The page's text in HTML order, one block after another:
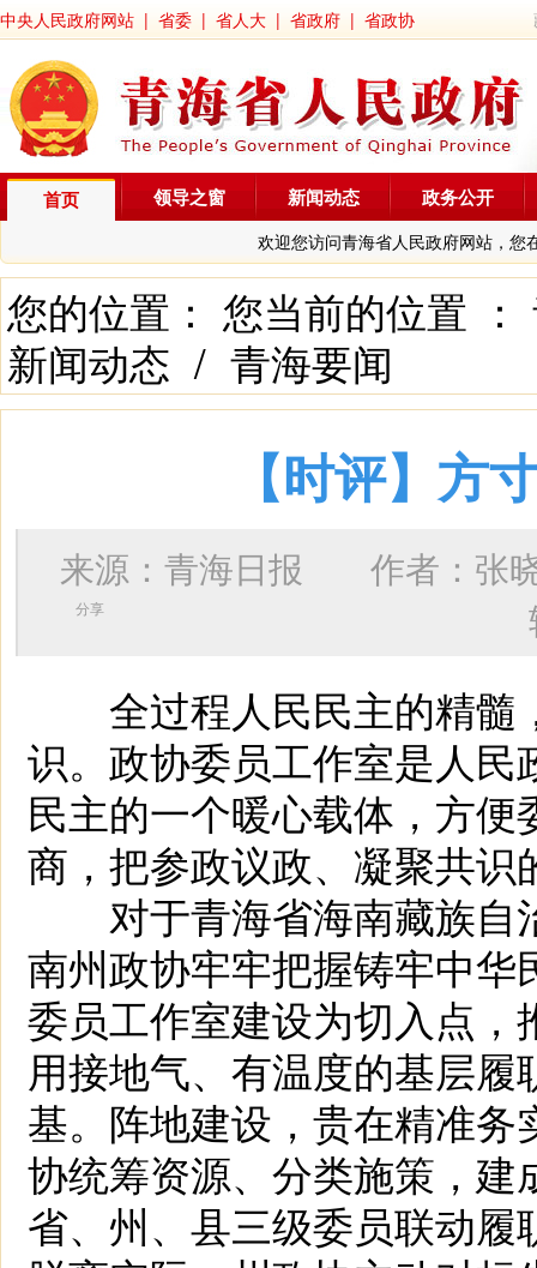
中央人民政府网站 | 省委 | 省人大 | 省政府 | 省政协
首页
欢迎您访问青海省人民政府网站，您
领导之窗 新闻动态 政务公开
您的位置： 您当前的位置 ：
新闻动态 / 青海要闻
【时评】方
来源：青海日报 作者： 张
分享
全过程人民民主的精髓
识。政协委员工作室是人
民主的一个暖心载体，方
商，把参政议政、凝聚共
对于青海省海南藏族自
南州政协牢牢把握铸牢中
委员工作室建设为切入点
用接地气、有温度的基层
基。阵地建设，贵在精准
协统筹资源、分类施策，
省、州、县三级委员联动